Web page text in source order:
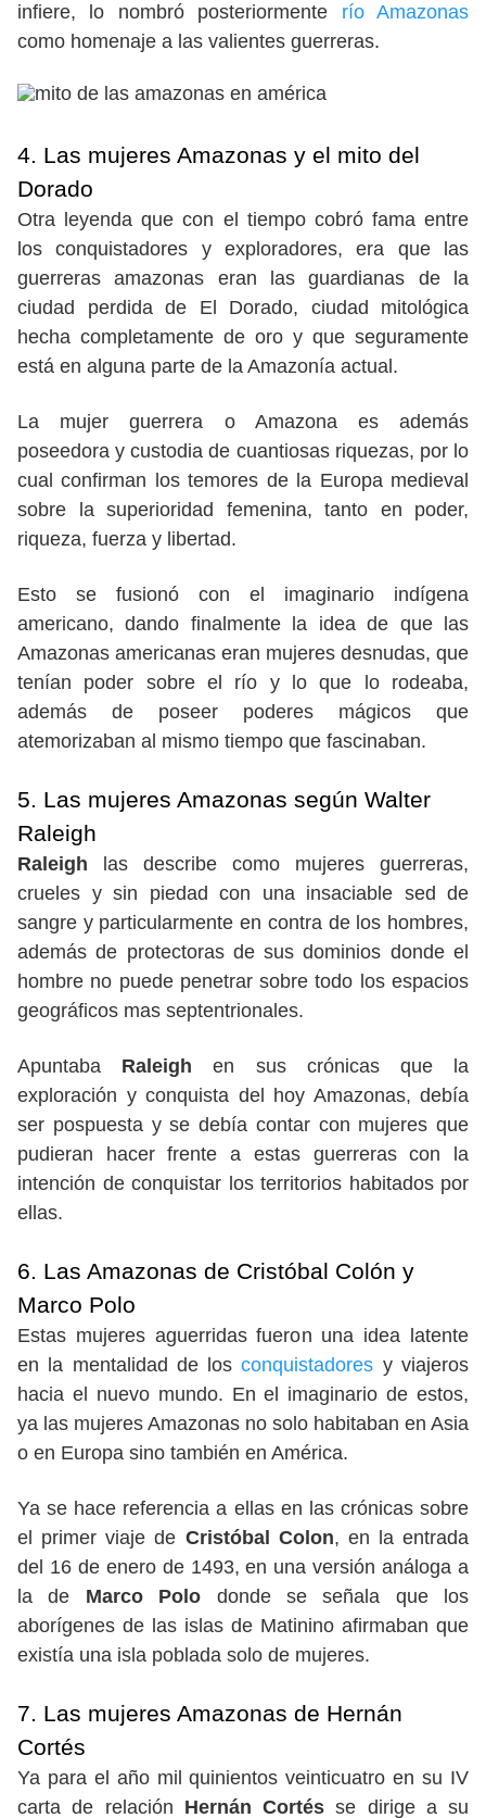
infiere, lo nombró posteriormente río Amazonas
como homenaje a las valientes guerreras.
4. Las mujeres Amazonas y el mito del
Dorado
Otra leyenda que con el tiempo cobró fama entre
los conquistadores y exploradores, era que las
guerreras amazonas eran las guardianas de la
ciudad perdida de El Dorado, ciudad mitológica
hecha completamente de oro y que seguramente
está en alguna parte de la Amazonía actual.
La mujer guerrera o Amazona es además
poseedora y custodia de cuantiosas riquezas, por lo
cual confirman los temores de la Europa medieval
sobre la superioridad femenina, tanto en poder,
riqueza, fuerza y libertad.
Esto se fusionó con el imaginario indígena
americano, dando finalmente la idea de que las
Amazonas americanas eran mujeres desnudas, que
tenían poder sobre el río y lo que lo rodeaba,
además de poseer poderes mágicos que
atemorizaban al mismo tiempo que fascinaban.
5. Las mujeres Amazonas según Walter
Raleigh
Raleigh
las describe como mujeres guerreras,
crueles y sin piedad con una insaciable sed de
sangre y particularmente en contra de los hombres,
además de protectoras de sus dominios donde el
hombre no puede penetrar sobre todo los espacios
geográficos mas septentrionales.
Apuntaba Raleighen sus crónicas que la
exploración y conquista del hoy Amazonas, debía
ser pospuesta y se debía contar con mujeres que
pudieran hacer frente a estas guerreras con la
intención de conquistar los territorios habitados por
ellas.
6. Las Amazonas de Cristóbal Colón y
Marco Polo
Estas mujeres aguerridas fueron una idea latente
en la mentalidad de losconquistadores y viajeros
hacia el nuevo mundo. En el imaginario de estos,
ya las mujeres Amazonas no solo habitaban en Asia
o en Europa sino también en América.
Ya se hace referencia a ellas en las crónicas sobre
el primer viaje de Cristóbal Colon, en la entrada
del 16 de enero de 1493, en una versión análoga a
la de Marco Polo donde se señala que los
aborígenes de las islas de Matinino afirmaban que
existía una isla poblada solo de mujeres.
7. Las mujeres Amazonas de Hernán
Cortés
Ya para el año mil quinientos veinticuatro en su IV
carta de relación Hernán Cortés se dirige a su